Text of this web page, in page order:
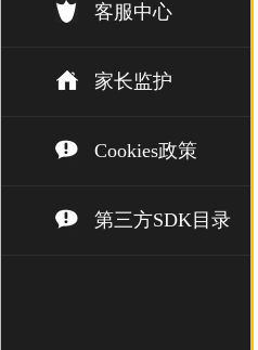
客服中心
家长监护
Cookies政策
第三方SDK目录